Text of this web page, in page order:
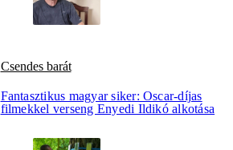
Csendes barát
Fantasztikus magyar siker: Oscar-díjas
filmekkel verseng Enyedi Ildikó alkotása